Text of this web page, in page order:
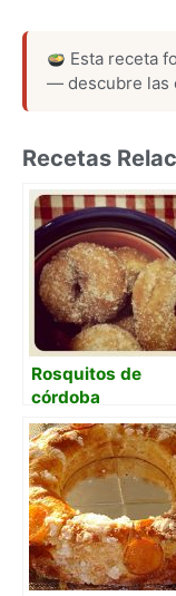
Esta receta
— descubre las
Recetas
Rosquitos de
córdoba